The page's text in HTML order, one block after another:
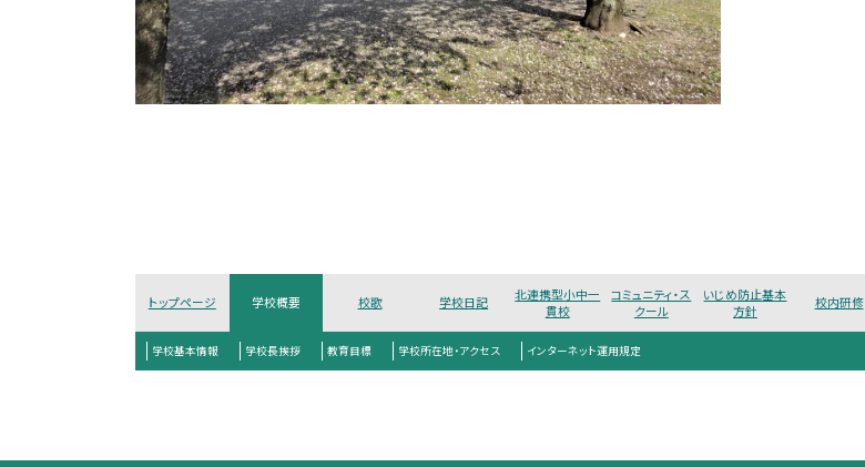
トップページ 学校概要
学校基本情報 学校長挨拶 教育目標 学校所在地・アクセス インターネット運用規定
校歌 学校日記
北連携型小中一
貫校
コミュニティ・ス
クール
いじめ防止基本
方針
校内研修